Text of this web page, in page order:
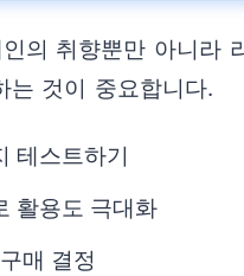
의 취향뿐만 아니라
는 것이 중요합니다.
테스트하기
활용도 극대화
매 결정